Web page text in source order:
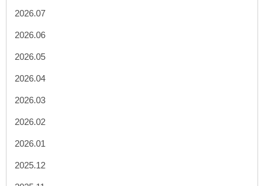
2026.07
2026.06
2026.05
2026.04
2026.03
2026.02
2026.01
2025.12